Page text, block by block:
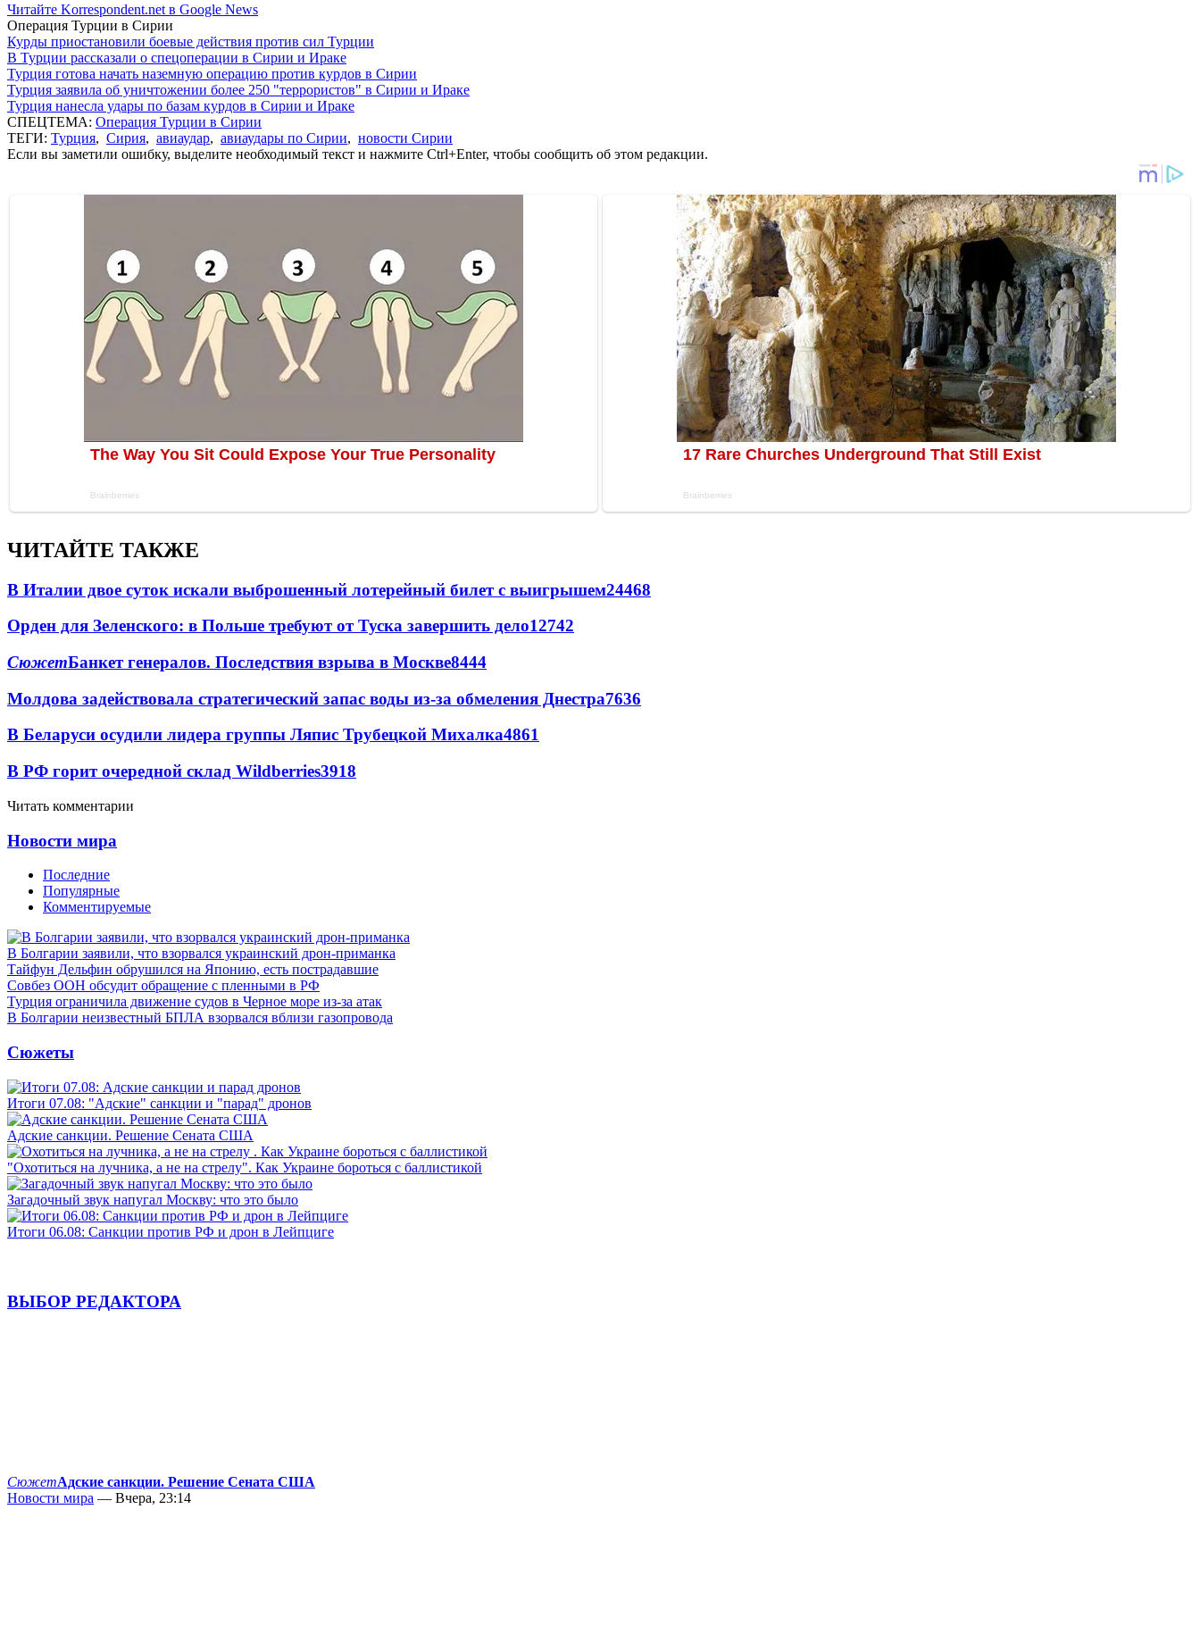
Читайте Korrespondent.net в Google News
Операция Турции в Сирии
Курды приостановили боевые действия против сил Турции
В Турции рассказали о спецоперации в Сирии и Ираке
Турция готова начать наземную операцию против курдов в Сирии
Турция заявила об уничтожении более 250 "террористов" в Сирии и Ираке
Турция нанесла удары по базам курдов в Сирии и Ираке
СПЕЦТЕМА: Операция Турции в Сирии
ТЕГИ: Турция, Сирия, авиаудар, авиаудары по Сирии, новости Сирии
Если вы заметили ошибку, выделите необходимый текст и нажмите Ctrl+Enter, чтобы сообщить об этом редакции.
ЧИТАЙТЕ ТАКЖЕ
В Италии двое суток искали выброшенный лотерейный билет с выигрышем24468
Орден для Зеленского: в Польше требуют от Туска завершить дело12742
СюжетБанкет генералов. Последствия взрыва в Москве8444
Молдова задействовала стратегический запас воды из-за обмеления Днестра7636
В Беларуси осудили лидера группы Ляпис Трубецкой Михалка4861
В РФ горит очередной склад Wildberries3918
Читать комментарии
Новости мира
Последние
Популярные
Комментируемые
В Болгарии заявили, что взорвался украинский дрон-приманка
Тайфун Дельфин обрушился на Японию, есть пострадавшие
Совбез ООН обсудит обращение с пленными в РФ
Турция ограничила движение судов в Черное море из-за атак
В Болгарии неизвестный БПЛА взорвался вблизи газопровода
Сюжеты
Итоги 07.08: "Адские" санкции и "парад" дронов
Адские санкции. Решение Сената США
"Охотиться на лучника, а не на стрелу". Как Украине бороться с баллистикой
Загадочный звук напугал Москву: что это было
Итоги 06.08: Санкции против РФ и дрон в Лейпциге
ВЫБОР РЕДАКТОРА
СюжетАдские санкции. Решение Сената США
Новости мира — Вчера, 23:14